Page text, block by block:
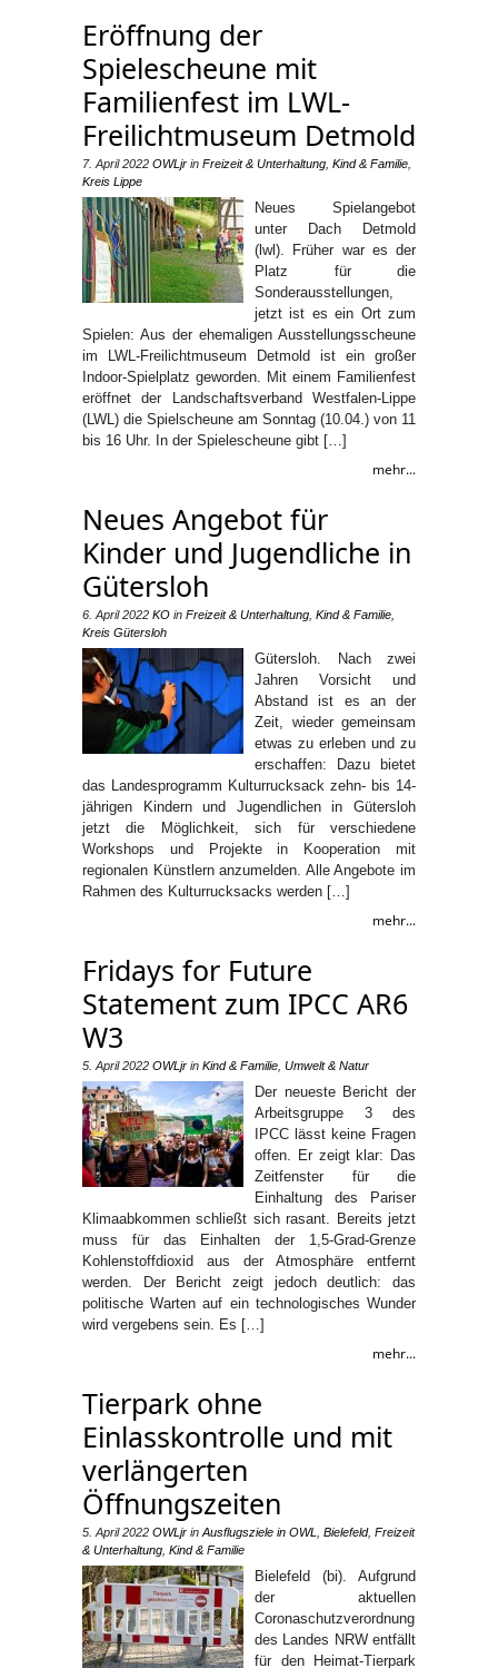
Eröffnung der
Spielescheune mit
Familienfest im LWL-
Freilichtmuseum Detmold
7. April 2022 OWLjr in Freizeit & Unterhaltung Kind & Familie
Kreis Lippe
Neues Spielangebot
unter Dach Detmold
(lwl). Früher war es der
Platz für die
Sonderausstellungen,
jetzt ist es ein Ort zum
Spielen: Aus der ehemaligen Ausstellungsscheune
im LWL-Freilichtmuseum Detmold ist ein großer
Indoor-Spielplatz geworden. Mit einem Familienfest
eröffnet der Landschaftsverband Westfalen-Lippe
(LWL) die Spielscheune am Sonntag (10.04.) von 11
bis 16 Uhr. In der Spielescheune gibt […]
mehr...
Neues Angebot für
Kinder und Jugendliche in
Gütersloh
6. April 2022 KO in Freizeit & Unterhaltung Kind & Familie
Kreis Gütersloh
Gütersloh. Nach zwei
Jahren Vorsicht und
Abstand ist es an der
Zeit, wieder gemeinsam
etwas zu erleben und zu
erschaffen: Dazu bietet
das Landesprogramm Kulturrucksack zehn- bis 14-
jährigen Kindern und Jugendlichen in Gütersloh
jetzt die Möglichkeit, sich für verschiedene
Workshops und Projekte in Kooperation mit
regionalen Künstlern anzumelden. Alle Angebote im
Rahmen des Kulturrucksacks werden […]
mehr...
Fridays for Future
Statement zum IPCC AR6
W3
5. April 2022 OWLjr in Kind & Familie Umwelt & Natur
Der neueste Bericht der
Arbeitsgruppe 3 des
IPCC lässt keine Fragen
offen. Er zeigt klar: Das
Zeitfenster für die
Einhaltung des Pariser
Klimaabkommen schließt sich rasant. Bereits jetzt
muss für das Einhalten der 1,5-Grad-Grenze
Kohlenstoffdioxid aus der Atmosphäre entfernt
werden. Der Bericht zeigt jedoch deutlich: das
politische Warten auf ein technologisches Wunder
wird vergebens sein. Es […]
mehr...
Tierpark ohne
Einlasskontrolle und mit
verlängerten
Öffnungszeiten
5. April 2022 OWLjr in Ausflugsziele in OWL Bielefeld, Freizeit
& Unterhaltung Kind & Familie
Bielefeld (bi). Aufgrund
der aktuellen
Coronaschutzverordnung
des Landes NRW entfällt
für den Heimat-Tierpark